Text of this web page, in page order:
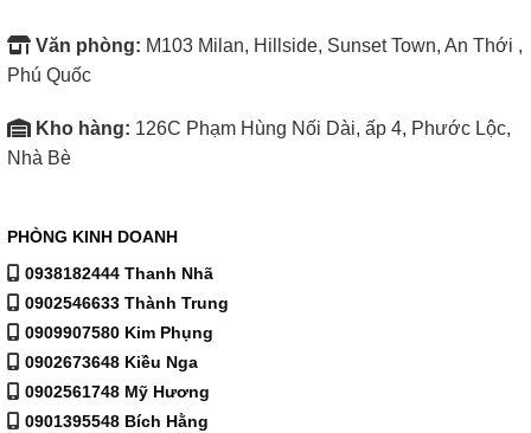
Văn phòng: M103 Milan, Hillside, Sunset Town, An Thới ,
Phú Quốc
Kho hàng: 126C Phạm Hùng Nối Dài, ấp 4, Phước Lộc,
Nhà Bè
PHÒNG KINH DOANH
0938182444 Thanh Nhã
0902546633 Thành Trung
0909907580 Kim Phụng
0902673648 Kiều Nga
0902561748 Mỹ Hương
0901395548 Bích Hằng